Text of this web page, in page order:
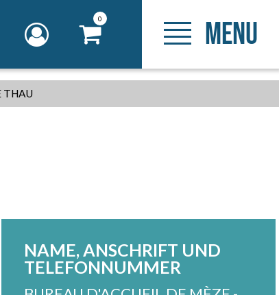
0 MENU
THAU
NAME, ANSCHRIFT UND
TELEFONNUMMER